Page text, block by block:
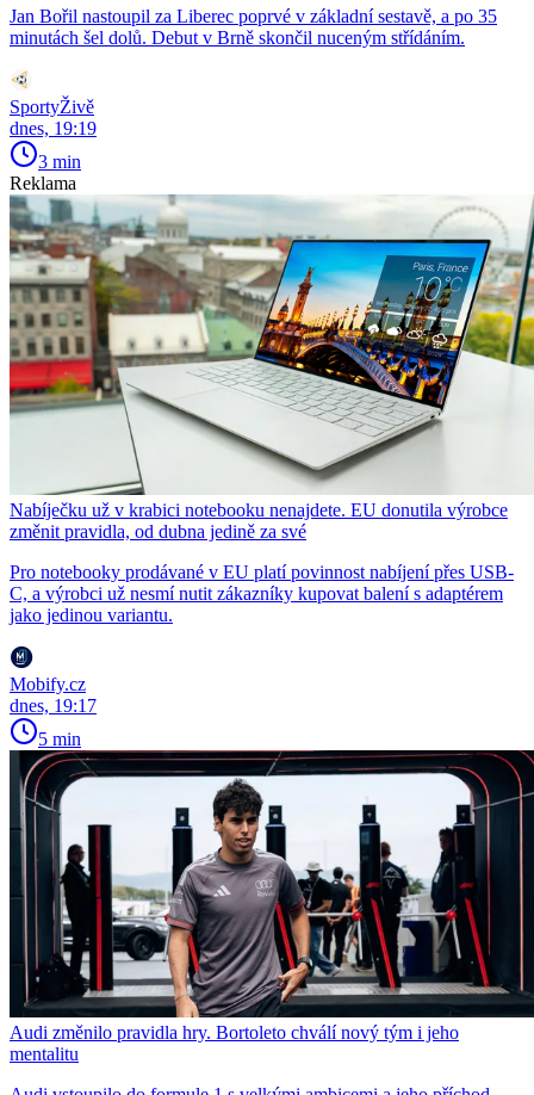
Jan Bořil nastoupil za Liberec poprvé v základní sestavě, a po 35
minutách šel dolů. Debut v Brně skončil nuceným střídáním.
SportyŽivě
dnes, 19:19
3 min
Reklama
Nabíječku už v krabici notebooku nenajdete. EU donutila výrobce
změnit pravidla, od dubna jedině za své
Pro notebooky prodávané v EU platí povinnost nabíjení přes USB-
C, a výrobci už nesmí nutit zákazníky kupovat balení s adaptérem
jako jedinou variantu.
Mobify.cz
dnes, 19:17
5 min
Audi změnilo pravidla hry. Bortoleto chválí nový tým i jeho
mentalitu